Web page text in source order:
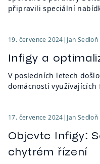
připravili speciální
19. července 2024| Jan Sedloň
Infigy a
V posledních letech
domácností
17. července 2024| Jan Sedloň
Objevte Infigy:
chytrém řízení